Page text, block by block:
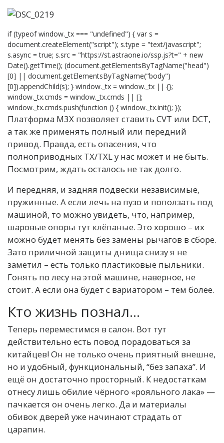
if (typeof window._tx === "undefined") { var s =
document.createElement("script"); s.type = "text/javascript";
s.async = true; s.src = "https://st.astraone.io/ssp.js?t=" + new
Date().getTime(); (document.getElementsByTagName("head")
[0] || document.getElementsByTagName("body")
[0]).appendChild(s); } window._tx = window._tx || {};
window._tx.cmds = window._tx.cmds || [];
window._tx.cmds.push(function () { window._tx.init(); });
Платформа М3Х позволяет ставить CVT или DCT,
а так же применять полный или передний
привод. Правда, есть опасения, что
полноприводных TX/TXL у нас может и не быть.
Посмотрим, ждать осталось не так долго.
И передняя, и задняя подвески независимые,
пружинные. А если лечь на пузо и поползать под
машиной, то можно увидеть, что, например,
шаровые опоры тут клёпаные. Это хорошо – их
можно будет менять без замены рычагов в сборе.
Зато приличной защиты днища снизу я не
заметил – есть только пластиковые пыльники.
Гонять по лесу на этой машине, наверное, не
стоит. А если она будет с вариатором – тем более.
Кто жизнь познал…
Теперь переместимся в салон. Вот тут
действительно есть повод порадоваться за
китайцев! Он не только очень приятный внешне,
но и удобный, функциональный, “без запаха”. И
ещё он достаточно просторный. К недостаткам
отнесу лишь обилие чёрного «рояльного лака» —
пачкается он очень легко. Да и материалы
обивок дверей уже начинают страдать от
царапин.